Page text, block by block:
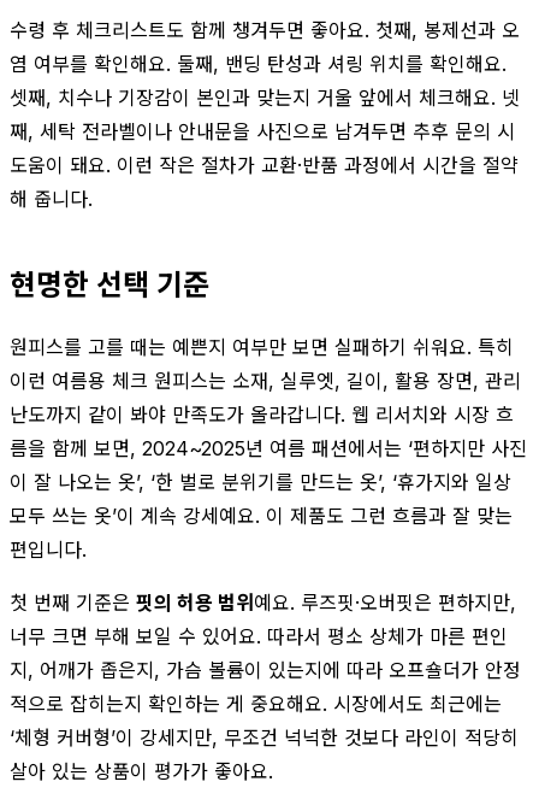
수령 후 체크리스트도 함께 챙겨두면 좋아요. 첫째, 봉제선과 오
염 여부를 확인해요. 둘째, 밴딩 탄성과 셔링 위치를 확인해요.
셋째, 치수나 기장감이 본인과 맞는지 거울 앞에서 체크해요. 넷
째, 세탁 전라벨이나 안내문을 사진으로 남겨두면 추후 문의 시
도움이 돼요. 이런 작은 절차가 교환·반품 과정에서 시간을 절약
해 줍니다.
현명한 선택 기준
원피스를 고를 때는 예쁜지 여부만 보면 실패하기 쉬워요. 특히
이런 여름용 체크 원피스는 소재, 실루엣, 길이, 활용 장면, 관리
난도까지 같이 봐야 만족도가 올라갑니다. 웹 리서치와 시장 흐
름을 함께 보면, 2024~2025년 여름 패션에서는 ‘편하지만 사진
이 잘 나오는 옷’, ‘한 벌로 분위기를 만드는 옷’, ‘휴가지와 일상
모두 쓰는 옷’이 계속 강세예요. 이 제품도 그런 흐름과 잘 맞는
편입니다.
첫 번째 기준은 핏의 허용 범위예요. 루즈핏·오버핏은 편하지만,
너무 크면 부해 보일 수 있어요. 따라서 평소 상체가 마른 편인
지, 어깨가 좁은지, 가슴 볼륨이 있는지에 따라 오프숄더가 안정
적으로 잡히는지 확인하는 게 중요해요. 시장에서도 최근에는
‘체형 커버형’이 강세지만, 무조건 넉넉한 것보다 라인이 적당히
살아 있는 상품이 평가가 좋아요.